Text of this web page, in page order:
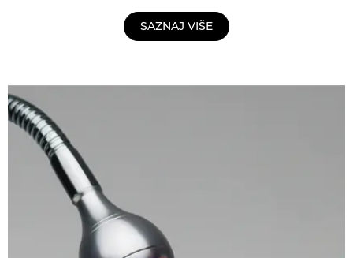
SAZNAJ VIŠE